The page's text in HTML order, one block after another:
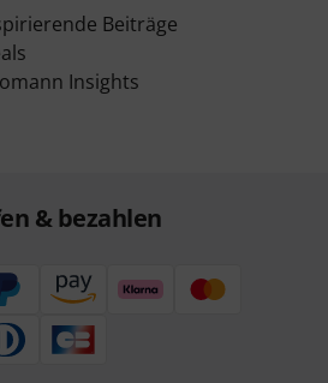
Beiträge
Insights
& bezahlen